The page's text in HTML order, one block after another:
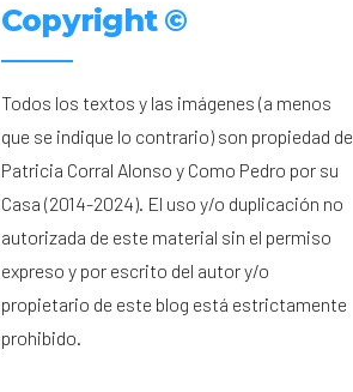
Copyright ©
Todos los textos y las imágenes (a menos
que se indique lo contrario) son propiedad de
Patricia Corral Alonso y Como Pedro por su
Casa (2014-2024). El uso y/o duplicación no
autorizada de este material sin el permiso
expreso y por escrito del autor y/o
propietario de este blog está estrictamente
prohibido.